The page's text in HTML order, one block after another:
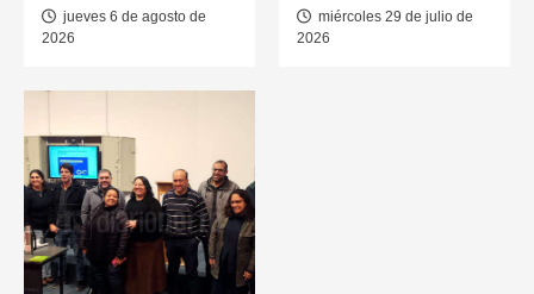
jueves 6 de agosto de
2026
miércoles 29 de julio de
2026